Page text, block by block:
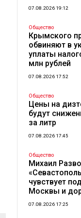
07.08.2026 19:12
Общество
Крымского
обвиняют в
уплаты
млн рублей
07.08.2026 17:52
Общество
Цены на
будут
за литр
07.08.2026 17:45
Общество
Михаил
чувствует
Москвы и
07.08.2026 17:25